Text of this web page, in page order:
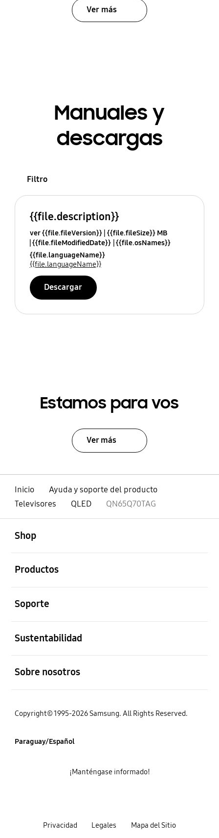
Ver más
Manuales y
descargas
Filtro
{{file.description}}
ver {{file.fileVersion}} {{file.fileSize}} MB
{{file.fileModifiedDate}} {{file.osNames}}
{{file.languageName}}
{{file.languageName}}
Descargar
Estamos para vos
Ver más
Inicio
Ayuda y soporte del producto
Televisores
QLED QN65Q70TAG
Shop
Productos
Soporte
Sustentabilidad
Sobre nosotros
Copyright© 1995-2026 Samsung. All Rights Reserved.
Paraguay/Español
Privacidad Legales Mapa del Sitio
¡Manténgase informado!